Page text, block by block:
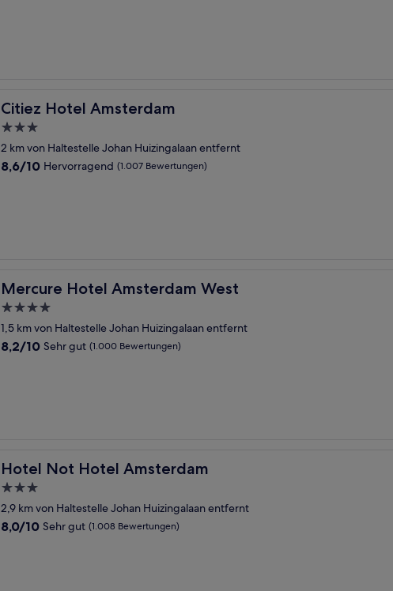
Citiez Hotel Amsterdam
Citiez Hotel Amsterdam
3.0-
Sterne-
Unterkunft
2 km von Haltestelle Johan Huizingalaan entfernt
8.6
8,6/10 Hervorragend (1.007 Bewertungen)
Mercure Hotel Amsterdam West
Mercure Hotel Amsterdam West
4.0-
Sterne-
Unterkunft
1,5 km von Haltestelle Johan Huizingalaan entfernt
8.2
8,2/10 Sehr gut (1.000 Bewertungen)
Hotel Not Hotel Amsterdam
Hotel Not Hotel Amsterdam
3.0-
Sterne-
Unterkunft
2,9 km von Haltestelle Johan Huizingalaan entfernt
8.0
8,0/10 Sehr gut (1.008 Bewertungen)